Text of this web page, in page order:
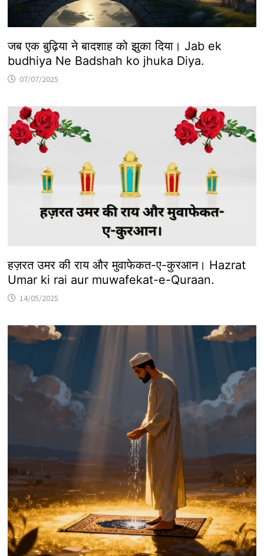
जब एक बुढ़िया ने बादशाह को झुका दिया। Jab ek
budhiya Ne Badshah ko jhuka Diya.
07/07/2025
हज़रत उमर की राय और मुवाफेकत-ए-कुरआन। Hazrat
Umar ki rai aur muwafekat-e-Quraan.
14/05/2025